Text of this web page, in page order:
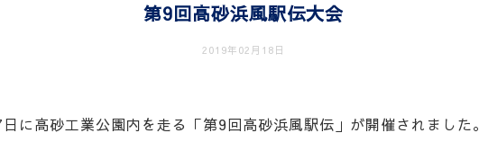
第9回高砂浜風駅伝大会
2019年02月18日
に高砂工業公園内を走る「第9回高砂浜風駅伝」が開催されました。